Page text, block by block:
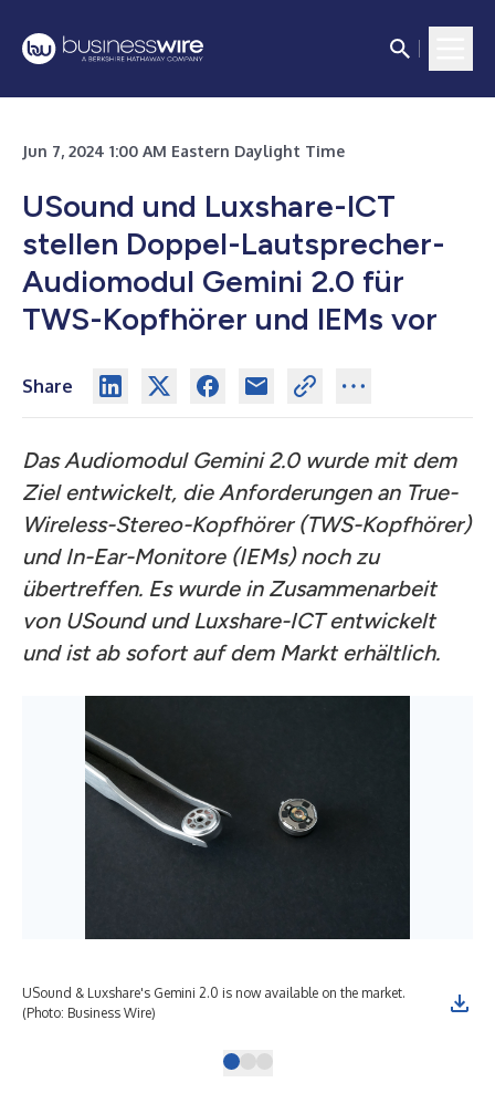
Jun 7, 2024 1:00 AM Eastern Daylight Time
USound und Luxshare-ICT
stellen Doppel-Lautsprecher-
Audiomodul Gemini 2.0 für
TWS-Kopfhörer und IEMs vor
Share
Das Audiomodul Gemini 2.0 wurde mit dem
Ziel entwickelt, die Anforderungen an True-
Wireless-Stereo-Kopfhörer (TWS-Kopfhörer)
und In-Ear-Monitore (IEMs) noch zu
übertreffen. Es wurde in Zusammenarbeit
von USound und Luxshare-ICT entwickelt
und ist ab sofort auf dem Markt erhältlich.
USound & Luxshare's Gemini 2.0 is now available on the market.
(Photo: Business Wire)